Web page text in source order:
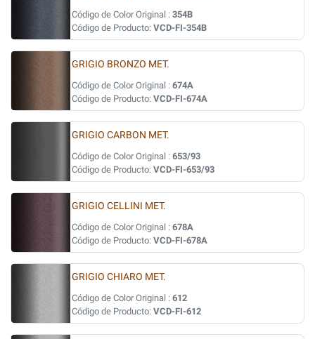
Código de Color Original : 354B
Código de Producto: VCD-FI-354B
GRIGIO BRONZO MET.
Código de Color Original : 674A
Código de Producto: VCD-FI-674A
GRIGIO CARBON MET.
Código de Color Original : 653/93
Código de Producto: VCD-FI-653/93
GRIGIO CELLINI MET.
Código de Color Original : 678A
Código de Producto: VCD-FI-678A
GRIGIO CHIARO MET.
Código de Color Original : 612
Código de Producto: VCD-FI-612